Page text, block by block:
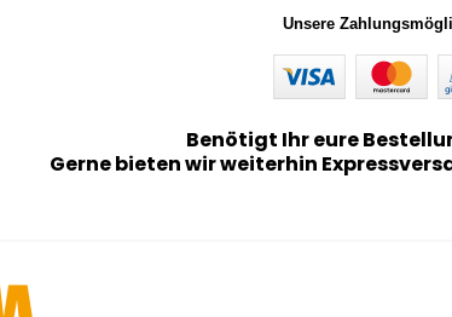
Unsere
Benötigt Ihr eure
Gerne bieten wir weiterhin